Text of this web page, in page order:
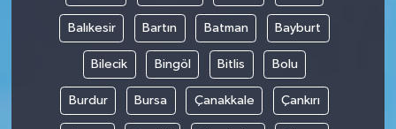
Balıkesir Bartın Batman Bayburt
Bilecik Bingöl Bitlis Bolu
Burdur Bursa Çanakkale Çankırı